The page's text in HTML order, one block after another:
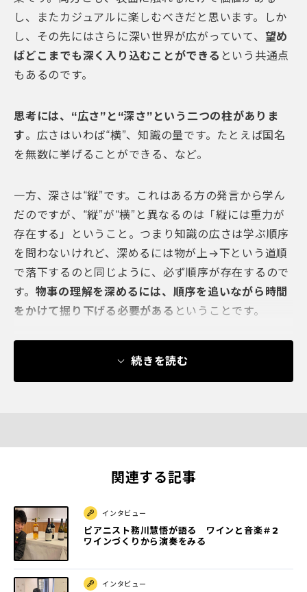
し、またカジュアルに楽しむべきだと思います。しか
し、その先にはさらに深い世界が広がっていて、 望め
ばどこまでも深く入り込むことができる という共通点
もあるのです。
思考には、“広さ”と“深さ”という二つの柱がありま
す。広さはいわば“横”、知識の量です。たとえば国名
を無数に挙げることができる、など。
一方、深さは“縦”です。これはある方の発言から学ん
だのですが、“縦”が“横”と異なるのは「縦には重力が
存在する」ということ。つまり知識の広さは学ぶ順序
を問わないけれど、深めるには物が上→下という道順
で落下するのと同じように、必ず順序が存在するので
す。 物事の理解を深めるには、順序を追いながら時間
をかけて掘り下げる必要がある ということです。
続きを読む
関連する記事
インタビュー
ピアニスト務川慧悟が語る ワインと音楽＃2
ワインづくりから演奏をみる
インタビュー